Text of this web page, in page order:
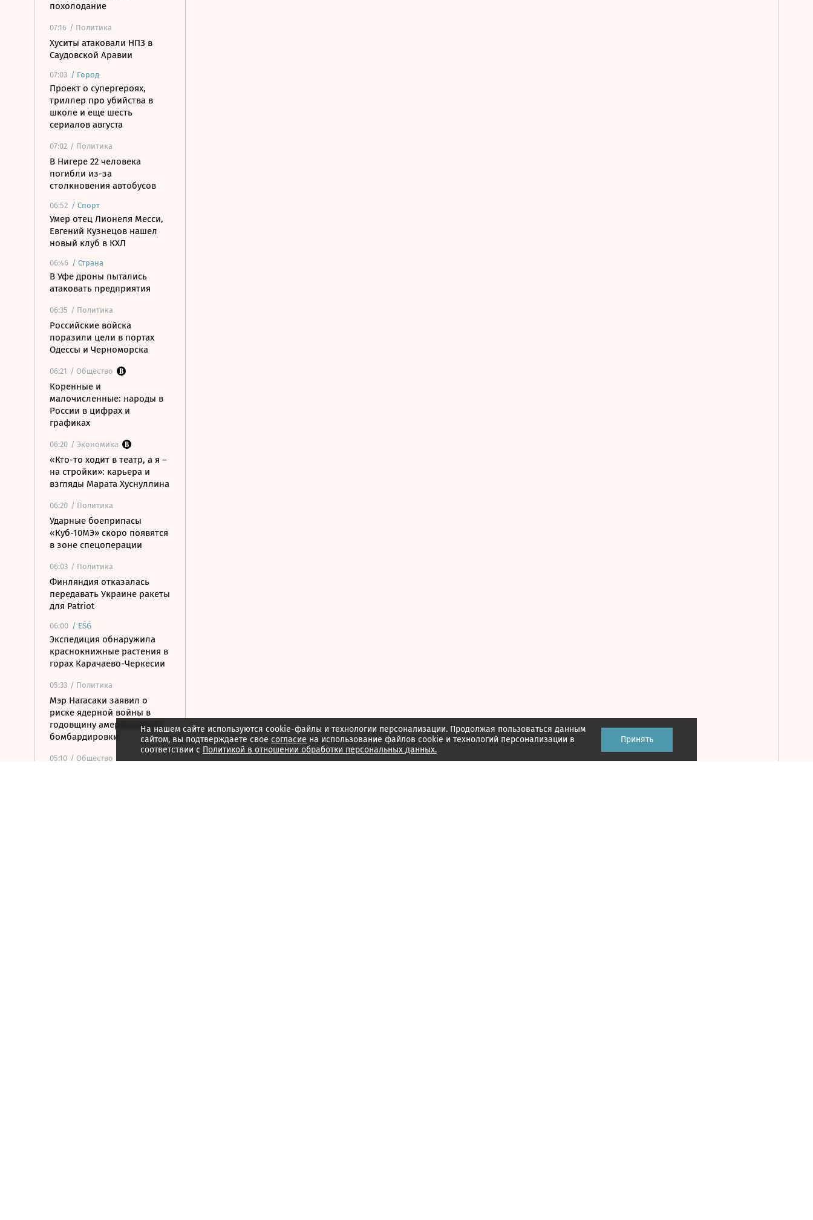
похолодание
07:16 / Политика
Хуситы атаковали НПЗ в
Саудовской Аравии
07:03 / Город
Проект о супергероях,
триллер про убийства в
школе и еще шесть
сериалов августа
07:02 / Политика
В Нигере 22 человека
погибли из-за
столкновения автобусов
06:52 / Спорт
Умер отец Лионеля Месси,
Евгений Кузнецов нашел
новый клуб в КХЛ
06:46 / Страна
В Уфе дроны пытались
атаковать предприятия
06:35 / Политика
Российские войска
поразили цели в портах
Одессы и Черноморска
06:21 / Общество
Коренные и
малочисленные: народы в
России в цифрах и
графиках
06:20 / Экономика
«Кто-то ходит в театр, а я –
на стройки»: карьера и
взгляды Марата Хуснуллина
06:20 / Политика
Ударные боеприпасы
«Куб-10МЭ» скоро появятся
в зоне спецоперации
06:03 / Политика
Финляндия отказалась
передавать Украине ракеты
для Patriot
06:00 / ESG
Экспедиция обнаружила
краснокнижные растения в
горах Карачаево-Черкесии
05:33 / Политика
Мэр Нагасаки заявил о
риске ядерной войны в
годовщину американской
бомбардировки
05:10 / Общество
На нашем сайте используются cookie-файлы и технологии персонализации. Продолжая пользоваться данным
сайтом, вы подтверждаете свое согласие на использование файлов cookie и технологий персонализации в
соответствии с Политикой в отношении обработки персональных данных.
Принять